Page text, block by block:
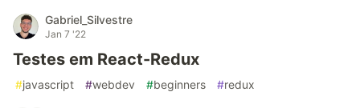
Gabriel_Silvestre
Jan 7 '22
Testes em React-Redux
#javascript #webdev #beginners #redux